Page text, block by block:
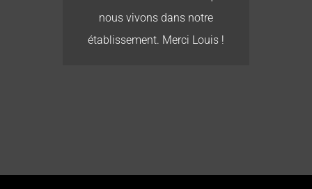
nous vivons dans notre
établissement. Merci Louis !